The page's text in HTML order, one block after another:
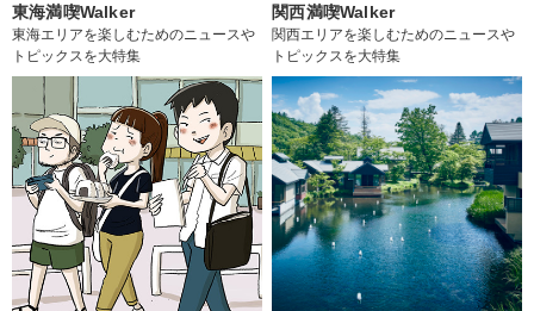
東海満喫Walker
東海エリアを楽しむためのニュースや
トピックスを大特集
関西満喫Walker
関西エリアを楽しむためのニュースや
トピックスを大特集